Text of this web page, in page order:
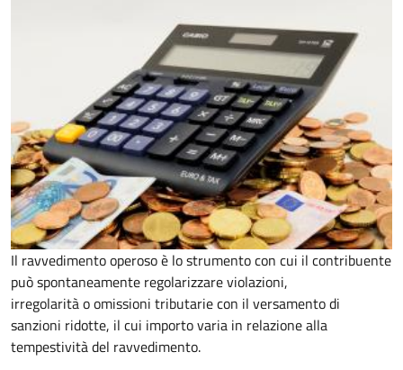
Il ravvedimento operoso è lo strumento con cui il contribuente
può spontaneamente regolarizzare violazioni,
irregolarità o omissioni tributarie con il versamento di
sanzioni ridotte, il cui importo varia in relazione alla
tempestività del ravvedimento.